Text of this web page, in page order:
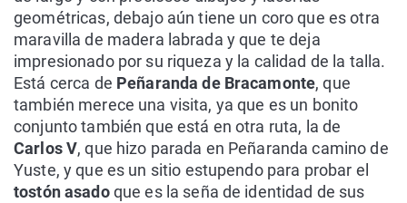
geométricas, debajo aún tiene un coro que es otra
maravilla de madera labrada y que te deja
impresionado por su riqueza y la calidad de la talla.
Está cerca de Peñaranda de Bracamonte, que
también merece una visita, ya que es un bonito
conjunto también que está en otra ruta, la de
Carlos V, que hizo parada en Peñaranda camino de
Yuste, y que es un sitio estupendo para probar el
tostón asadoque es la seña de identidad de sus